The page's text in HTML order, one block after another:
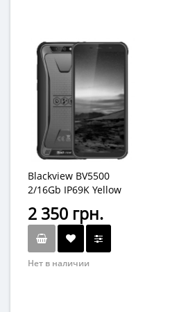
Blackview BV5500
2/16Gb IP69K Yellow
2 350 грн.
Нет в наличии